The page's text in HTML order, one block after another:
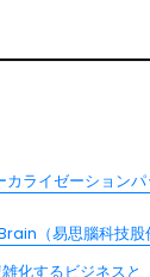
ライゼーションパ
（易思腦科技
化するビジネスと